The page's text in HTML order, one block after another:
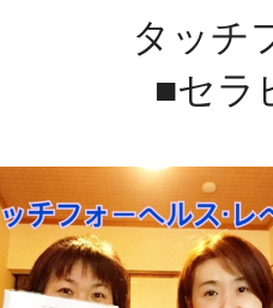
タッチ
■セ